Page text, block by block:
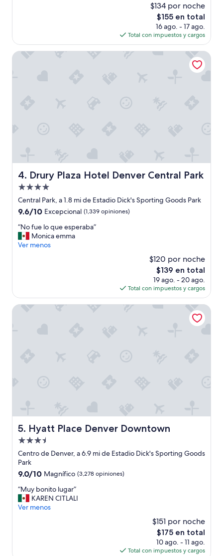
t
e
$134 por noche
El
precio
actual
es
de
$155 en total
16 ago. - 17 ago.
Total con impuestos y cargos
4. Drury Plaza Hotel Denver Central Park
Drury Plaza Hotel Denver Central Park
Propiedad
de
4.0
Central Park, a 1.8 mi de Estadio Dick's Sporting Goods Park
9.6
10,
Excepcional,
(1,339
9.6/10 Excepcional (1,339 opiniones)
“
N
o
q
u
“No fue lo que esperaba”
Monica emma
Ver menos
$120 por noche
El
precio
actual
es
de
$139 en total
19 ago. - 20 ago.
Total con impuestos y cargos
Drury Plaza Hotel Denver Central Park
5. Hyatt Place Denver Downtown
Hyatt Place Denver Downtown
Propiedad
de
3.5
estrellas
Centro de Denver, a 6.9 mi de Estadio Dick's Sporting Goods
Park
9.0
10,
Magnífico,
(3,278
9.0/10 Magnífico (3,278 opiniones)
“
M
u
“Muy bonito lugar”
KAREN CITLALI
Ver menos
$151 por noche
El
precio
actual
$175 en total
10 ago. - 11 ago.
Total con impuestos y cargos
Hyatt Place Denver Downtown